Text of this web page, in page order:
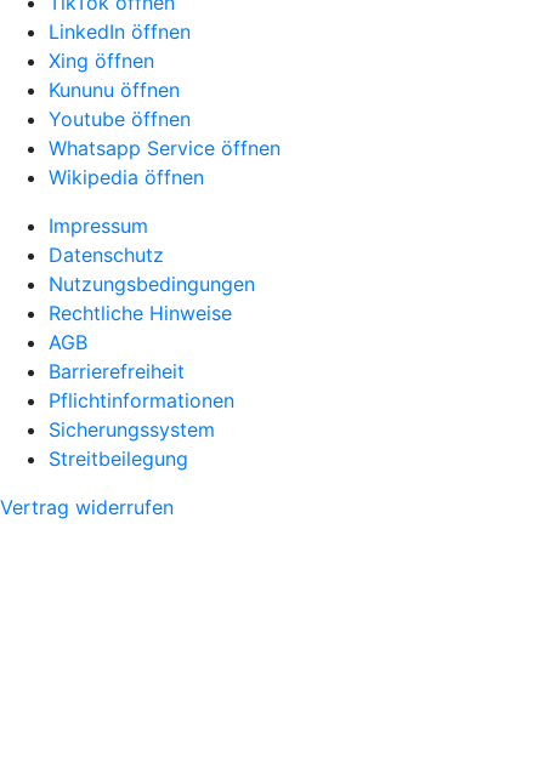
LinkedIn öffnen
Xing öffnen
Kununu öffnen
Youtube öffnen
Whatsapp Service öffnen
Wikipedia öffnen
Impressum
Datenschutz
Nutzungsbedingungen
Rechtliche Hinweise
AGB
Barrierefreiheit
Pflichtinformationen
Sicherungssystem
Streitbeilegung
Vertrag widerrufen